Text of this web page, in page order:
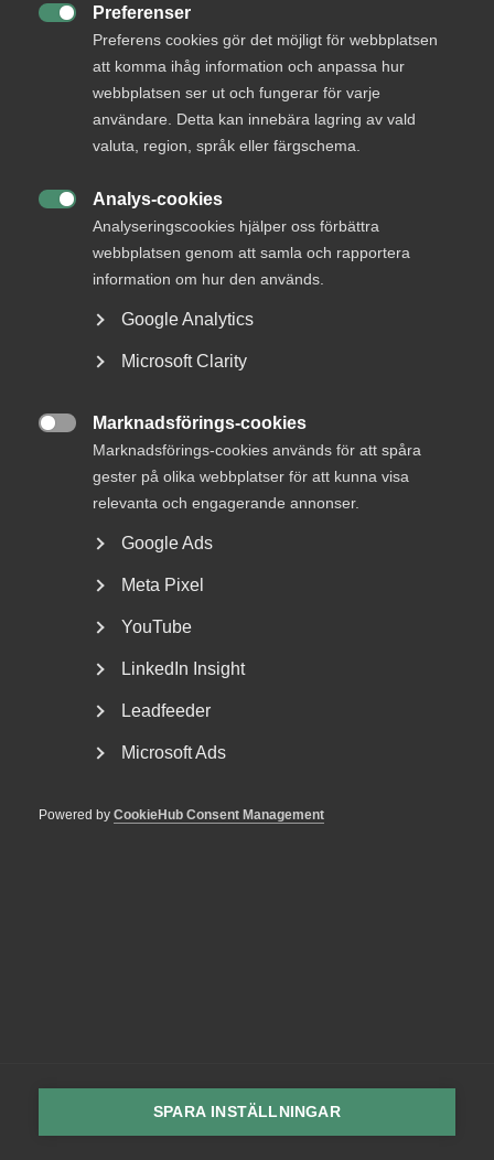
Preferenser
Preferens cookies gör det möjligt för webbplatsen
att komma ihåg information och anpassa hur
webbplatsen ser ut och fungerar för varje
användare. Detta kan innebära lagring av vald
valuta, region, språk eller färgschema.
Analys-cookies
Analyseringscookies hjälper oss förbättra
webbplatsen genom att samla och rapportera
information om hur den används.
Google Analytics
Microsoft Clarity
Marknadsförings-cookies
Marknadsförings-cookies används för att spåra
gester på olika webbplatser för att kunna visa
relevanta och engagerande annonser.
Google Ads
Meta Pixel
YouTube
LinkedIn Insight
Leadfeeder
Microsoft Ads
Powered by CookieHub Consent Management
SPARA INSTÄLLNINGAR
Cookie-inställningar
KONTAKTPERSON
Anne-Marie Fransson
tf. Förbundsdirektör
+46 8 762 69 50
+46 70 345 69 50
Bli en del av framtidens
Jobb & karriär
Om Almega
Rådgivning, hjälp och
Rådgivning och hjälp
Kontakta Almega
Arbetsgivarguiden